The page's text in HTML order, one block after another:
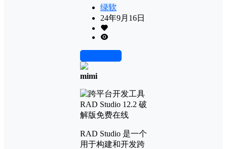
绿软
24年9月16日
mimi
RAD Studio 是一个
用于构建和开发跨